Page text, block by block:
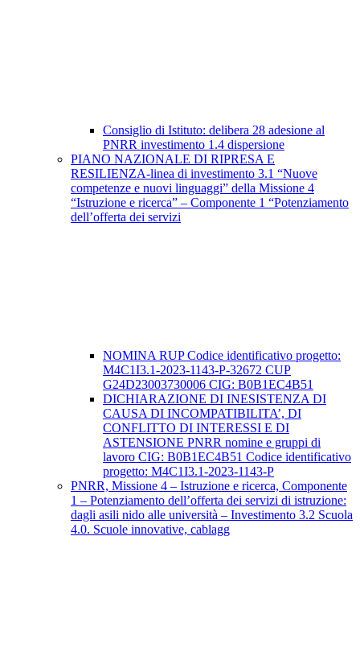
Consiglio di Istituto: delibera 28 adesione al
PNRR investimento 1.4 dispersione
PIANO NAZIONALE DI RIPRESA E
RESILIENZA-linea di investimento 3.1 “Nuove
competenze e nuovi linguaggi” della Missione 4
“Istruzione e ricerca” – Componente 1 “Potenziamento
dell’offerta dei servizi
NOMINA RUP Codice identificativo progetto:
M4C1I3.1-2023-1143-P-32672 CUP
G24D23003730006 CIG: B0B1EC4B51
DICHIARAZIONE DI INESISTENZA DI
CAUSA DI INCOMPATIBILITA’, DI
CONFLITTO DI INTERESSI E DI
ASTENSIONE PNRR nomine e gruppi di
lavoro CIG: B0B1EC4B51 Codice identificativo
progetto: M4C1I3.1-2023-1143-P
PNRR, Missione 4 – Istruzione e ricerca, Componente
1 – Potenziamento dell’offerta dei servizi di istruzione:
dagli asili nido alle università – Investimento 3.2 Scuola
4.0. Scuole innovative, cablagg